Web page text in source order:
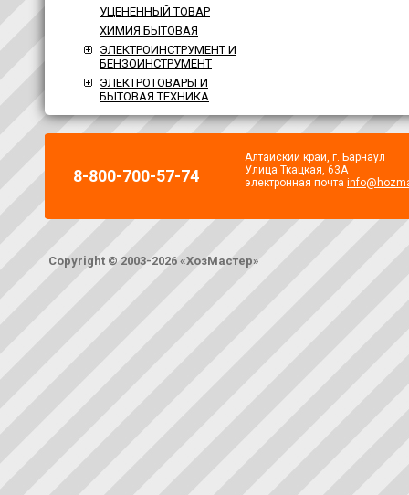
УЦЕНЕННЫЙ ТОВАР
ХИМИЯ БЫТОВАЯ
ЭЛЕКТРОИНСТРУМЕНТ И
БЕНЗОИНСТРУМЕНТ
ЭЛЕКТРОТОВАРЫ И
БЫТОВАЯ ТЕХНИКА
8-800-700-57-74
Алтайский край, г. Барнаул
Улица Ткацкая, 63А
электронная почта
Copyright © 2003-2026 «ХозМастер»